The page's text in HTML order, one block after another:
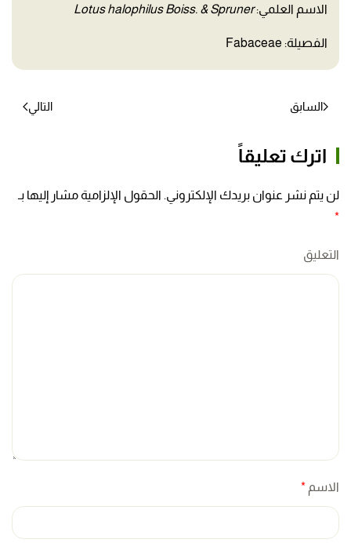
الاسم العلمي:Lotus halophilus Boiss. & Spruner
الفصيلة: Fabaceae
السابق التالي
اترك تعليقاً
لن يتم نشر عنوان بريدك الإلكتروني. الحقول الإلزامية مشار إليها بـ
*
التعليق
الاسم *